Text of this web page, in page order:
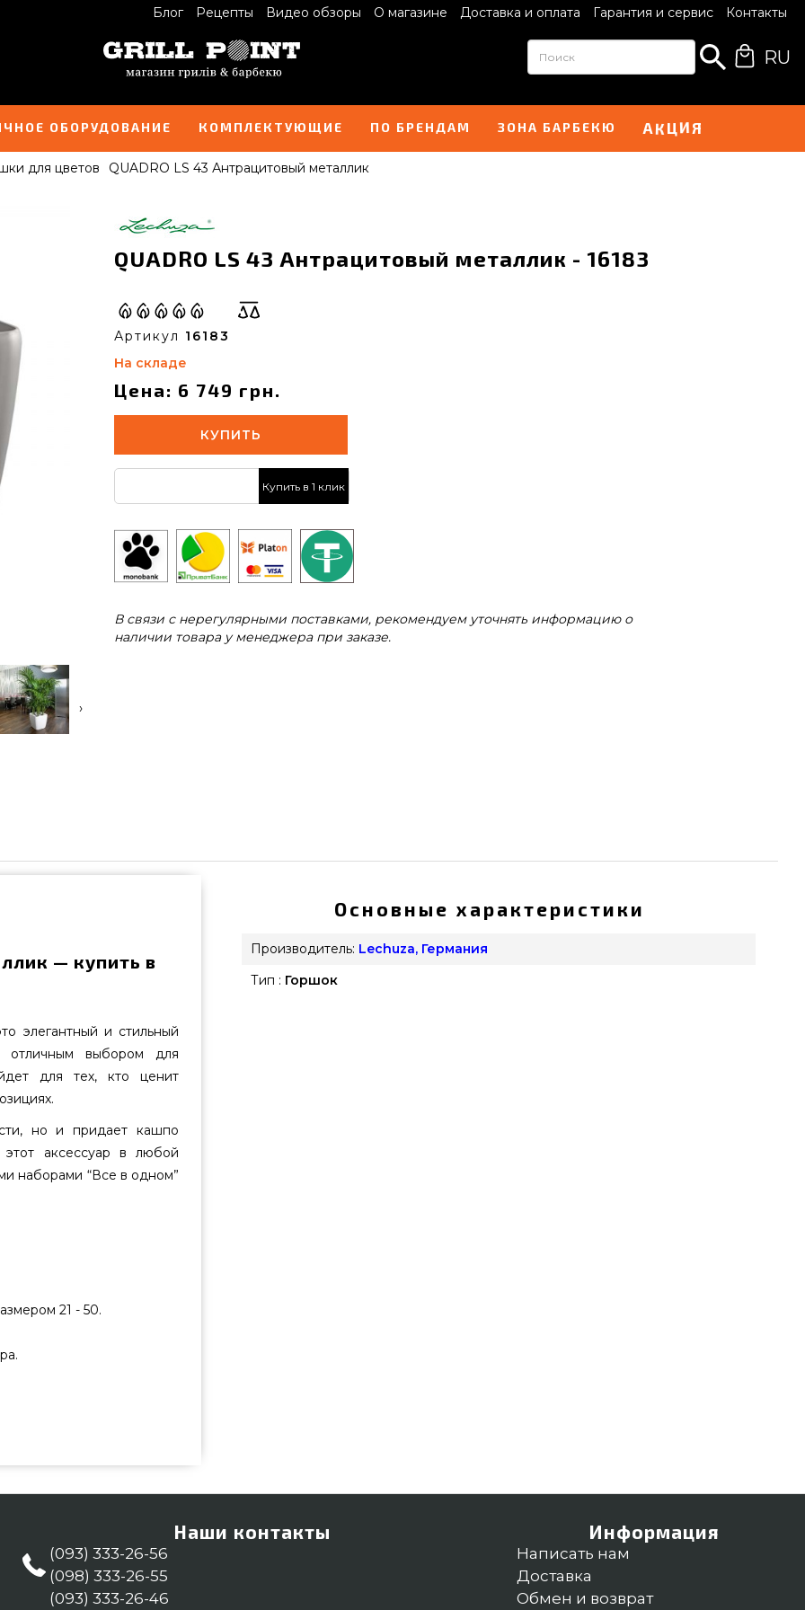
Блог Рецепты Видео обзоры О магазине Доставка и оплата Гарантия и сервис Контакты
RU
ОБОРУДОВАНИЕ КОМПЛЕКТУЮЩИЕ ПО БРЕНДАМ ЗОНА БАРБЕКЮ АКЦИЯ
для цветов QUADRO LS 43 Антрацитовый металлик
›
QUADRO LS 43 Антрацитовый металлик - 16183
Артикул 16183
На складе
Цена: 6 749 грн.
КУПИТЬ
Купить в 1 клик
В связи с нерегулярными поставками, рекомендуем уточнять информацию о
наличии товара у менеджера при заказе.
— купить в
элегантный и стильный
отличным выбором для
для тех, кто ценит
но и придает кашпо
аксессуар в любой
наборами “Все в одном”
21 - 50.
Вазоны и горшки для цветов
менеджерам на телефонный
Основные характеристики
Производитель: Lechuza, Германия
Тип : Горшок
Наши контакты
(093) 333-26-56
(098) 333-26-55
(093) 333-26-46
Информация
Написать нам
Доставка
Обмен и возврат